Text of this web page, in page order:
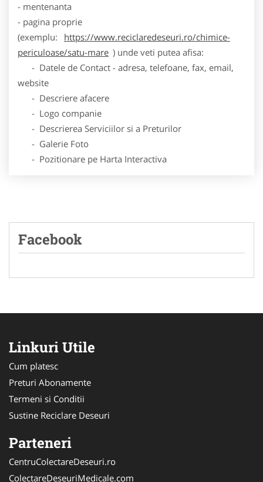
- mentenanta
- pagina proprie
(exemplu:
https://www.reciclaredeseuri.ro/chimice-
periculoase/satu-mare ) unde veti putea afisa:
- Datele de Contact - adresa, telefoane, fax, email,
website
- Descriere afacere
- Logo companie
- Descrierea Serviciilor si a Preturilor
- Galerie Foto
- Pozitionare pe Harta Interactiva
Facebook
Linkuri Utile
Cum platesc
Preturi Abonamente
Termeni si Conditii
Sustine Reciclare Deseuri
Parteneri
CentruColectareDeseuri.ro
ColectareDeseuriMedicale.com